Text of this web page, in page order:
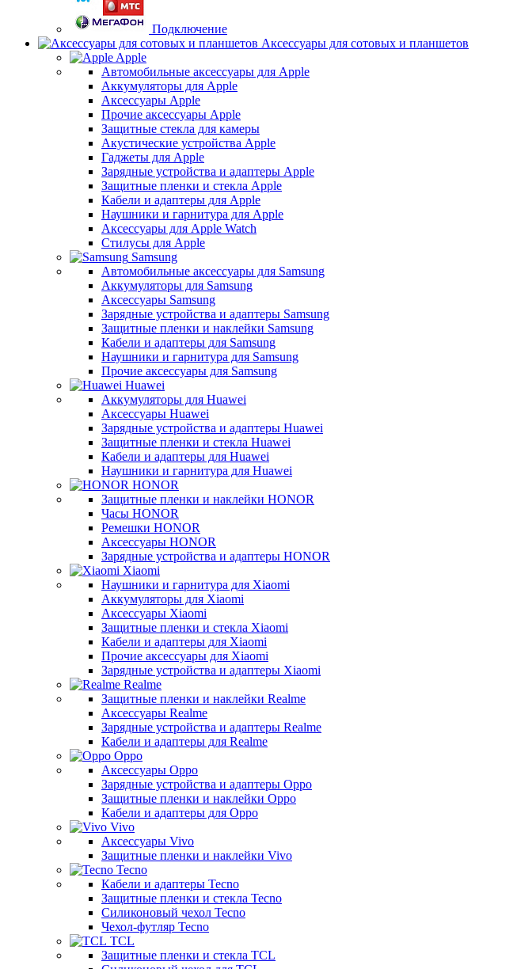
Подключение
Аксессуары для сотовых и планшетов
Apple
Автомобильные аксессуары для Apple
Аккумуляторы для Apple
Аксессуары Apple
Прочие аксессуары Apple
Защитные стекла для камеры
Акустические устройства Apple
Гаджеты для Apple
Зарядные устройства и адаптеры Apple
Защитные пленки и стекла Apple
Кабели и адаптеры для Apple
Наушники и гарнитура для Apple
Аксессуары для Apple Watch
Стилусы для Apple
Samsung
Автомобильные аксессуары для Samsung
Аккумуляторы для Samsung
Аксессуары Samsung
Зарядные устройства и адаптеры Samsung
Защитные пленки и наклейки Samsung
Кабели и адаптеры для Samsung
Наушники и гарнитура для Samsung
Прочие аксессуары для Samsung
Huawei
Аккумуляторы для Huawei
Аксессуары Huawei
Зарядные устройства и адаптеры Huawei
Защитные пленки и стекла Huawei
Кабели и адаптеры для Huawei
Наушники и гарнитура для Huawei
HONOR
Защитные пленки и наклейки HONOR
Часы HONOR
Ремешки HONOR
Аксессуары HONOR
Зарядные устройства и адаптеры HONOR
Xiaomi
Наушники и гарнитура для Xiaomi
Аккумуляторы для Xiaomi
Аксессуары Xiaomi
Защитные пленки и стекла Xiaomi
Кабели и адаптеры для Xiaomi
Прочие аксессуары для Xiaomi
Зарядные устройства и адаптеры Xiaomi
Realme
Защитные пленки и наклейки Realme
Аксессуары Realme
Зарядные устройства и адаптеры Realme
Кабели и адаптеры для Realme
Oppo
Аксессуары Oppo
Зарядные устройства и адаптеры Oppo
Защитные пленки и наклейки Oppo
Кабели и адаптеры для Oppo
Vivo
Аксессуары Vivo
Защитные пленки и наклейки Vivo
Tecno
Кабели и адаптеры Tecno
Защитные пленки и стекла Tecno
Силиконовый чехол Tecno
Чехол-футляр Tecno
TCL
Защитные пленки и стекла TCL